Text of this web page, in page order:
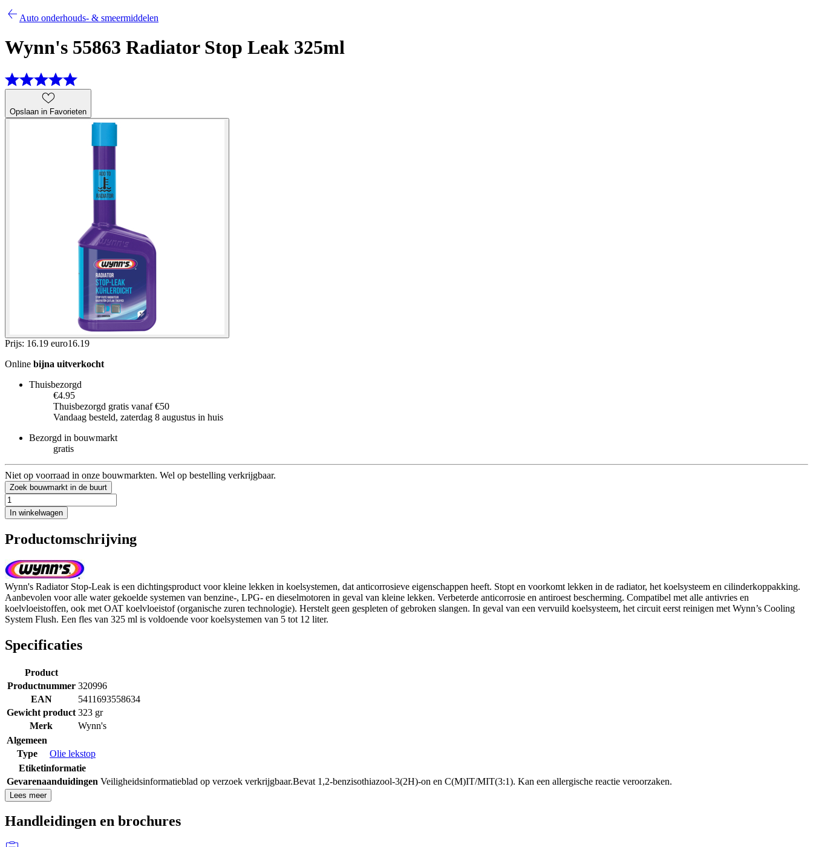
Auto onderhouds- & smeermiddelen
Wynn's 55863 Radiator Stop Leak 325ml
Opslaan in Favorieten
Prijs: 16.19 euro16.19
Online bijna uitverkocht
Thuisbezorgd
€4.95
Thuisbezorgd gratis vanaf €50
Vandaag besteld, zaterdag 8 augustus in huis
Bezorgd in bouwmarkt
gratis
Niet op voorraad in onze bouwmarkten. Wel op bestelling verkrijgbaar.
Zoek bouwmarkt in de buurt
In winkelwagen
Productomschrijving
Wynn's Radiator Stop-Leak is een dichtingsproduct voor kleine lekken in koelsystemen, dat anticorrosieve eigenschappen heeft. Stopt en voorkomt lekken in de radiator, het koelsysteem en cilinderkoppakking.
Aanbevolen voor alle water gekoelde systemen van benzine-, LPG- en dieselmotoren in geval van kleine lekken. Verbeterde anticorrosie en antiroest bescherming. Compatibel met alle antivries en
koelvloeistoffen, ook met OAT koelvloeistof (organische zuren technologie). Herstelt geen gespleten of gebroken slangen. In geval van een vervuild koelsysteem, het circuit eerst reinigen met Wynn’s Cooling
System Flush. Een fles van 325 ml is voldoende voor koelsystemen van 5 tot 12 liter.
Specificaties
Product
Productnummer 320996
EAN
5411693558634
Gewicht product 323 gr
Merk
Wynn's
Algemeen
Type
Olie lekstop
Etiketinformatie
Gevarenaanduidingen Veiligheidsinformatieblad op verzoek verkrijgbaar.Bevat 1,2-benzisothiazool-3(2H)-on en C(M)IT/MIT(3:1). Kan een allergische reactie veroorzaken.
Lees meer
Handleidingen en brochures